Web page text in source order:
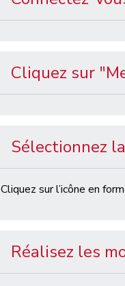
Cliquez sur
Sélectionnez
Cliquez sur l’icône en
Réalisez les